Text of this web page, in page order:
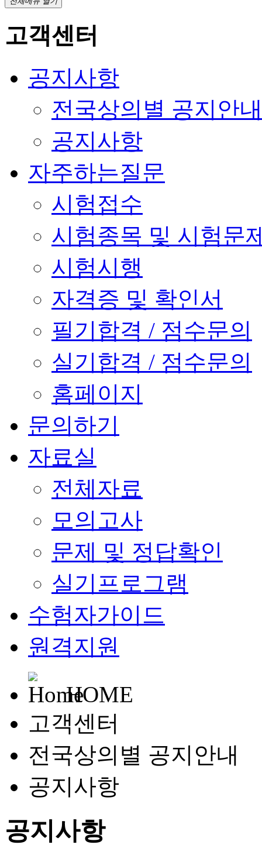
고객센터
공지사항
전국상의별 공지안내
공지사항
자주하는질문
시험접수
시험종목 및 시험문
시험시행
자격증 및 확인서
필기합격 / 점수문의
실기합격 / 점수문의
홈페이지
문의하기
자료실
전체자료
모의고사
문제 및 정답확인
실기프로그램
수험자가이드
원격지원
HOME
고객센터
전국상의별 공지안내
공지사항
공지사항